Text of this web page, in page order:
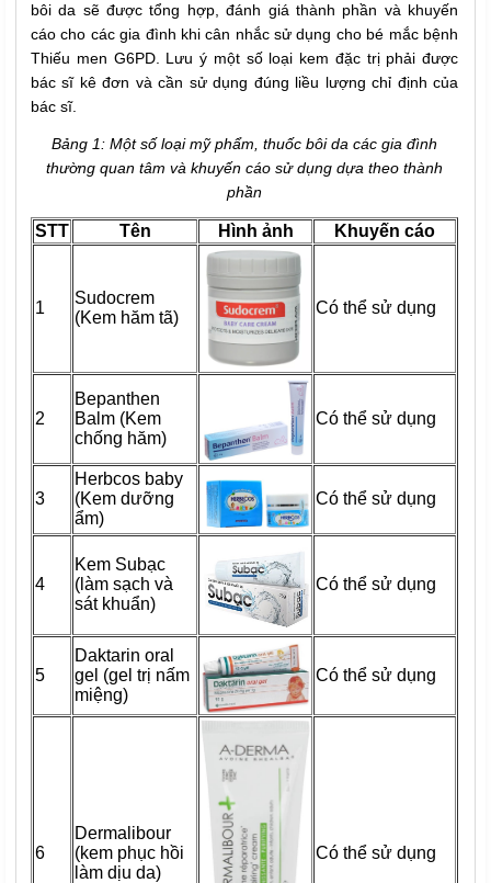
bôi da sẽ được tổng hợp, đánh giá thành phần và khuyến
cáo cho các gia đình khi cân nhắc sử dụng cho bé mắc bệnh
Thiếu men G6PD. Lưu ý một số loại kem đặc trị phải được
bác sĩ kê đơn và cần sử dụng đúng liều lượng chỉ định của
bác sĩ.
Bảng 1: Một số loại mỹ phẩm, thuốc bôi da các gia đình
thường quan tâm và khuyến cáo sử dụng dựa theo thành
phần
STT Tên Hình ảnh Khuyến cáo
1
Sudocrem
(Kem hăm tã)
Có thể sử dụng
2
Bepanthen
Balm (Kem
chống hăm)
Có thể sử dụng
3
Herbcos baby
(Kem dưỡng
ẩm)
Có thể sử dụng
4
Kem Subạc
(làm sạch và
sát khuẩn)
Có thể sử dụng
5
Daktarin oral
gel (gel trị nấm
miệng)
Có thể sử dụng
6
Dermalibour
(kem phục hồi
làm dịu da)
Có thể sử dụng